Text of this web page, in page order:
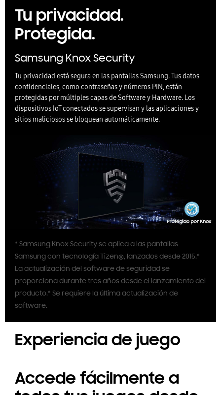
Tu privacidad.
Protegida.
Samsung Knox Security
Tu privacidad está segura en las pantallas Samsung. Tus datos
confidenciales, como contraseñas y números PIN, están
protegidas por múltiples capas de Software y Hardware. Los
dispositivos IoT conectados se supervisan y las aplicaciones y
sitios maliciosos se bloquean automáticamente.
* Samsung Knox Security se aplica a las pantallas
Samsung con tecnología Tizen®, lanzados desde 2015.*
La actualización del software de seguridad se
proporciona durante tres años desde el lanzamiento del
producto.* Se requiere la última actualización de
software.
Experiencia de juego
Accede fácilmente a